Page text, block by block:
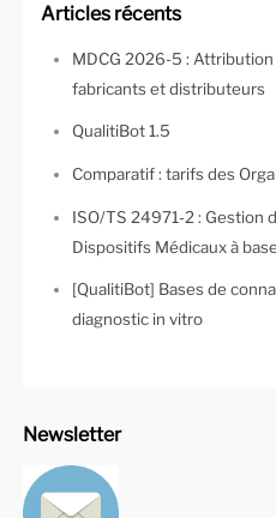
Articles récents
MDCG 2026-5 :
fabricants et distributeurs
QualitiBot 1.5
Comparatif : tarifs des
ISO/TS 24971-2 : Gestion
Dispositifs Médicaux à
[QualitiBot] Bases de
diagnostic in vitro
Newsletter